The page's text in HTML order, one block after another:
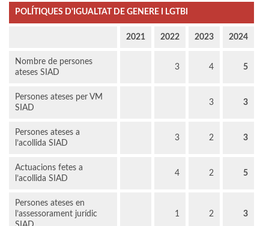
POLÍTIQUES D'IGUALTAT DE GENERE I LGTBI
2021 2022 2023 2024
Nombre de persones
ateses SIAD
3 4 5
Persones ateses per VM
SIAD
3 3
Persones ateses a
l’acollida SIAD
3 2 3
Actuacions fetes a
l’acollida SIAD
4 2 5
Persones ateses en
l’assessorament jurídic
1 2 3